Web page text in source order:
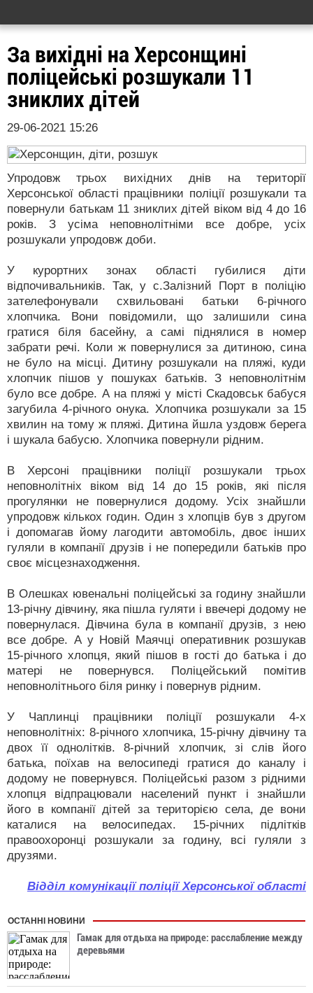
За вихідні на Херсонщині
поліцейські розшукали 11
зниклих дітей
29-06-2021 15:26
Упродовж трьох вихідних днів на території
Херсонської області працівники поліції розшукали та
повернули батькам 11 зниклих дітей віком від 4 до 16
років. З усіма неповнолітніми все добре, усіх
розшукали упродовж доби.
У курортних зонах області губилися діти
відпочивальників. Так, у с.Залізний Порт в поліцію
зателефонували схвильовані батьки 6-річного
хлопчика. Вони повідомили, що залишили сина
гратися біля басейну, а самі піднялися в номер
забрати речі. Коли ж повернулися за дитиною, сина
не було на місці. Дитину розшукали на пляжі, куди
хлопчик пішов у пошуках батьків. З неповнолітнім
було все добре. А на пляжі у місті Скадовськ бабуся
загубила 4-річного онука. Хлопчика розшукали за 15
хвилин на тому ж пляжі. Дитина йшла уздовж берега
і шукала бабусю. Хлопчика повернули рідним.
В Херсоні працівники поліції розшукали трьох
неповнолітніх віком від 14 до 15 років, які після
прогулянки не повернулися додому. Усіх знайшли
упродовж кількох годин. Один з хлопців був з другом
і допомагав йому лагодити автомобіль, двоє інших
гуляли в компанії друзів і не попередили батьків про
своє місцезнаходження.
В Олешках ювенальні поліцейські за годину знайшли
13-річну дівчину, яка пішла гуляти і ввечері додому не
повернулася. Дівчина була в компанії друзів, з нею
все добре. А у Новій Маячці оперативник розшукав
15-річного хлопця, який пішов в гості до батька і до
матері не повернувся. Поліцейський помітив
неповнолітнього біля ринку і повернув рідним.
У Чаплинці працівники поліції розшукали 4-х
неповнолітніх: 8-річного хлопчика, 15-річну дівчину та
двох її однолітків. 8-річний хлопчик, зі слів його
батька, поїхав на велосипеді гратися до каналу і
додому не повернувся. Поліцейські разом з рідними
хлопця відпрацювали населений пункт і знайшли
його в компанії дітей за територією села, де вони
каталися на велосипедах. 15-річних підлітків
правоохоронці розшукали за годину, всі гуляли з
друзями.
Відділ комунікації поліції Херсонської області
ОСТАННІ НОВИНИ
Гамак для отдыха на природе: расслабление между
деревьями